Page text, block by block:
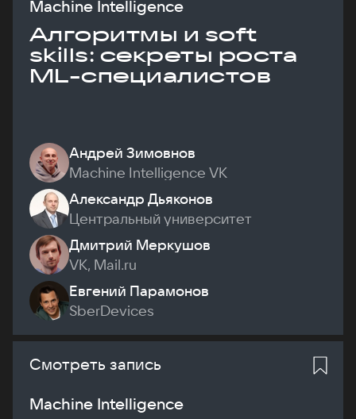
Machine Intelligence
Алгоритмы и soft
skills: секреты роста
ML-специалистов
Андрей Зимовнов
Machine Intelligence VK
Александр Дьяконов
Центральный университет
Дмитрий Меркушов
VK, Mail.ru
Евгений Парамонов
SberDevices
Смотреть запись
Machine Intelligence